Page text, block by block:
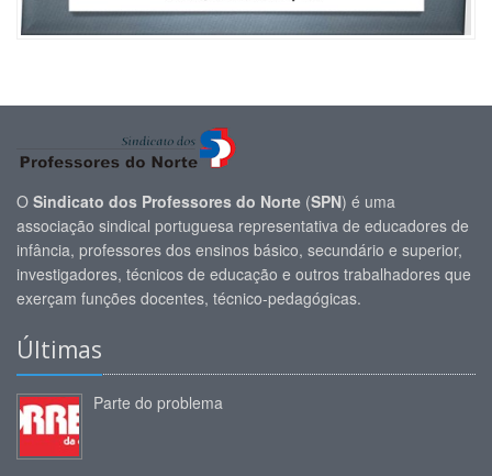
O Sindicato dos Professores do Norte (SPN) é uma
associação sindical portuguesa representativa de educadores de
infância, professores dos ensinos básico, secundário e superior,
investigadores, técnicos de educação e outros trabalhadores que
exerçam funções docentes, técnico-pedagógicas.
Últimas
Parte do problema